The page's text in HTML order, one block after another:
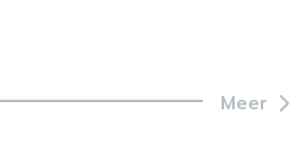
Meer